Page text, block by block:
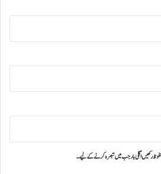
رکھیں اگلی بار جب میں تبصرہ کرنے کےلیے۔